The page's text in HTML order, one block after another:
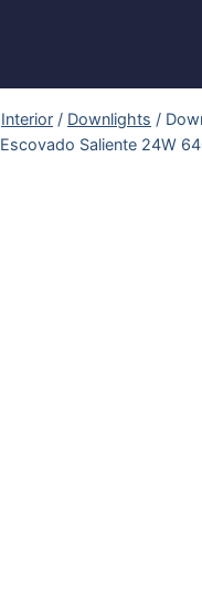
Interior / Downlights /
Saliente 24W